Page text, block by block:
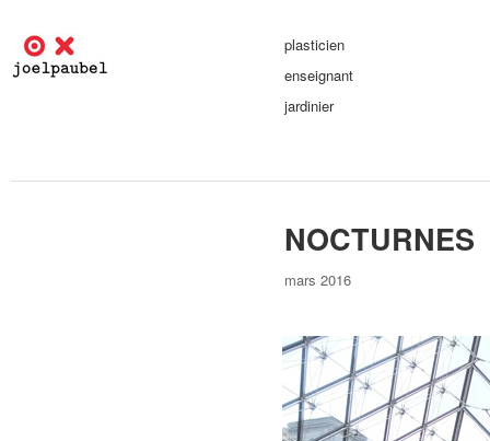
plasticien
enseignant
jardinier
NOCTURNES
mars 2016